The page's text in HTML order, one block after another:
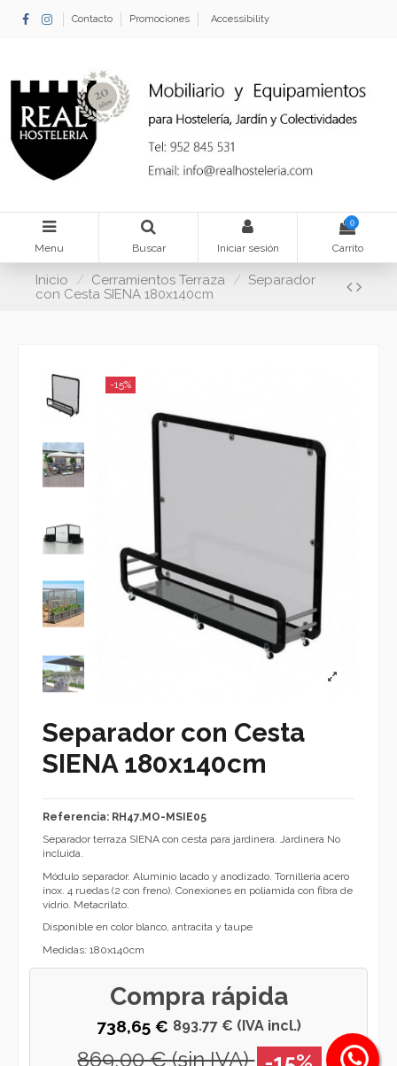
Contacto Promociones Accessibility
Menu Buscar Iniciar sesión
0
Carrito
Inicio Cerramientos Terraza
Separador
con Cesta SIENA 180x140cm
-15%
Separador con Cesta
SIENA 180x140cm
Referencia: RH47.MO-MSIE05
Separador terraza SIENA con cesta para jardinera. Jardinera No
incluida.
Módulo separador. Aluminio lacado y anodizado. Tornillería acero
inox. 4 ruedas (2 con freno). Conexiones en poliamida con fibra de
vidrio. Metacrilato.
Disponible en color blanco, antracita y taupe
Medidas: 180x140cm
Compra rápida
738,65 € 893.77 € (IVA incl.)
869,00 € (sin IVA)